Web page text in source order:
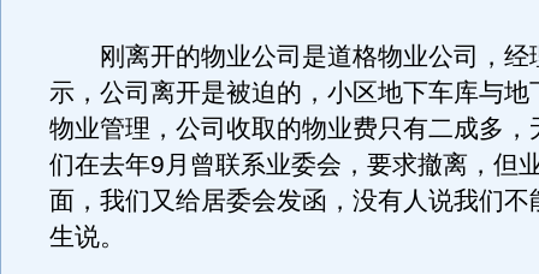
刚离开的物业公司是道格物业公司，经
示，公司离开是被迫的，小区地下车库与地
物业管理，公司收取的物业费只有二成多，
们在去年9月曾联系业委会，要求撤离，但
面，我们又给居委会发函，没有人说我们不
生说。